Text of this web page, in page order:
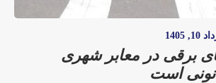
1405
برقی در معابر شهری
است